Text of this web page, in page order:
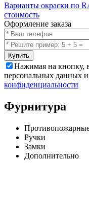
Варианты окраски по
стоимость
Оформление заказа
Купить
Нажимая на кнопку,
персональных данных и
конфиденциальности
Фурнитура
Ручки
Замки
Дополнительно